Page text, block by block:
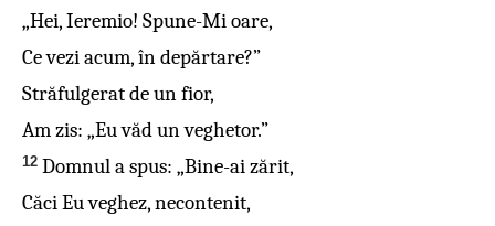
„Hei, Ieremio! Spune-Mi oare,
Ce vezi acum, în depărtare?”
Străfulgerat de un fior,
Am zis: „Eu văd un veghetor.”
12 Domnul a spus: „Bine-ai zărit,
Căci Eu veghez, necontenit,